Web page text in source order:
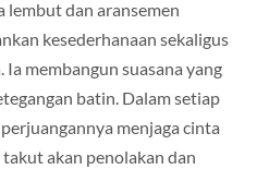
lembut dan aransemen
kesederhanaan sekaligus
Ia membangun suasana yang
batin. Dalam setiap
menjaga cinta
akan penolakan dan